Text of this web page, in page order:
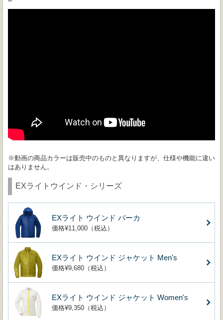
※動画の商品カラーは販売中のものと異なりますが、仕様や機能に違い
はありません。
EXライトウインド・シリーズ
EXライト ウインド パーカ
価格¥11,000（税込）
EXライト ウインド ジャケット Men's
価格¥9,680（税込）
EXライト ウインド ジャケット Women's
価格¥9,350（税込）